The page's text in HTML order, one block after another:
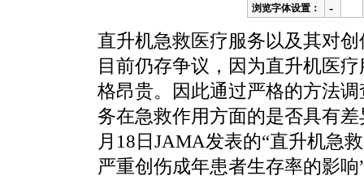
浏览字体设置： -
直升机急救医疗服务以及其对
目前仍存争议，因为直升机医
格昂贵。因此通过严格的方法
务在急救作用方面的是否具有
月18日JAMA发表的“直升机急
严重创伤成年患者生存率的影